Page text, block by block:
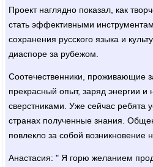
Проект наглядно показал, как
стать эффективными
сохранения русского языка и
диаспоре за рубежом.
Соотечественники, проживающие
прекрасный опыт, заряд энергии
сверстниками. Уже сейчас ребята
странах полученные знания.
повлекло за собой возникновение
Анастасия: " Я горю желанием